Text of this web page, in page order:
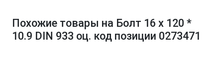
Похожие товары на Болт 16 х 120 *
10.9 DIN 933 оц. код позиции 0273471